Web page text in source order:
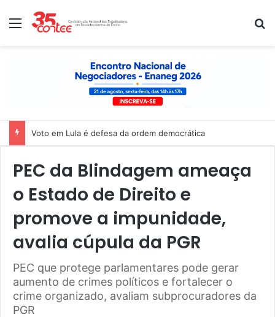
Menu
Voto em Lula é defesa da ordem democrática
PEC da Blindagem ameaça
o Estado de Direito e
promove a impunidade,
avalia cúpula da PGR
PEC que protege parlamentares pode gerar
aumento de crimes políticos e fortalecer o
crime organizado, avaliam subprocuradores da
PGR